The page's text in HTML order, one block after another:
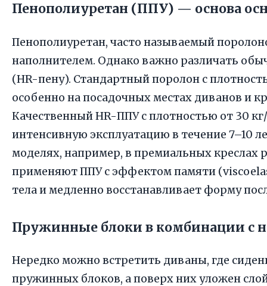
Пенополиуретан (ППУ) — основа
Пенополиуретан, часто называемый
наполнителем. Однако важно различать
(HR-пену). Стандартный поролон с
особенно на посадочных местах диванов и
Качественный HR-ППУ с плотностью от 30
интенсивную эксплуатацию в течение 7–10
моделях, например, в премиальных креслах
применяют ППУ с эффектом памяти
тела и медленно восстанавливает форму
Пружинные блоки в комбинации с
Нередко можно встретить диваны, где
пружинных блоков, а поверх них уложен